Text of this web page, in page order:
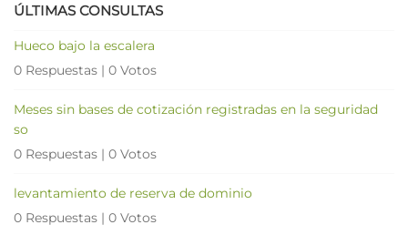
ÚLTIMAS CONSULTAS
Hueco bajo la escalera
0 Respuestas | 0 Votos
Meses sin bases de cotización registradas en la seguridad
so
0 Respuestas | 0 Votos
levantamiento de reserva de dominio
0 Respuestas | 0 Votos